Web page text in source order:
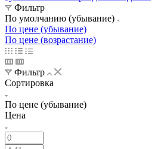
Фильтр
По умолчанию (убывание)
По цене (убывание)
По цене (возрастание)
Фильтр
Сортировка
По цене (убывание)
Цена